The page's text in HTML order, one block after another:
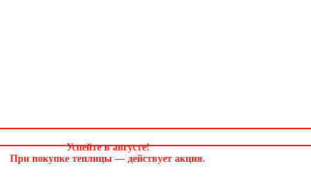
Успейте в августе!
При покупке теплицы — действует акция.